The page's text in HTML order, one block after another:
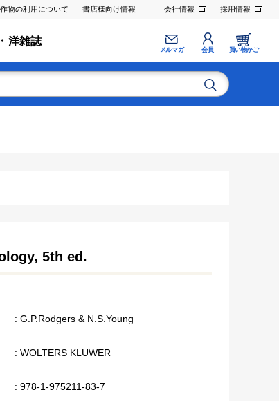
物の利用について 書店様向け情報 会社情報 採用情報
洋雑誌
メルマガ 会員 買い物かご
5th ed.
: G.P.Rodgers & N.S.Young
: WOLTERS KLUWER
: 978-1-975211-83-7